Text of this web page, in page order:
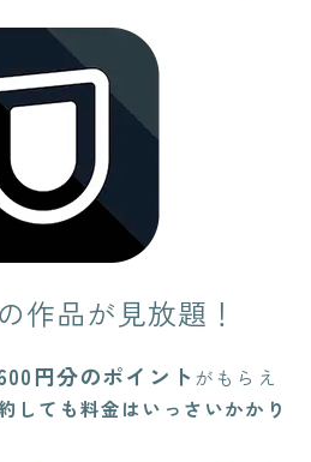
の作品が見放題！
円分のポイント がもらえ
しても料金はいっさいかかり